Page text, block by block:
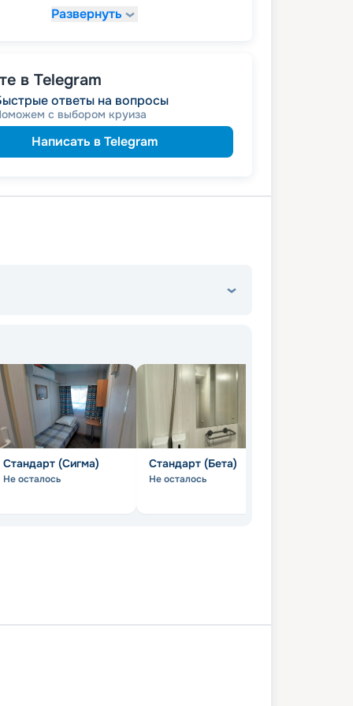
110 770 ₽/ турист
Развернуть
в Telegram
ответы на вопросы
с выбором круиза
Написать в Telegram
Стандарт (Сигма)
Не осталось
Стандарт (Бета)
Не осталось